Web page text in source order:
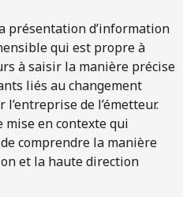
présentation d’information
qui est propre à
à saisir la manière précise
liés au changement
de l’émetteur.
en contexte qui
comprendre la manière
et la haute direction